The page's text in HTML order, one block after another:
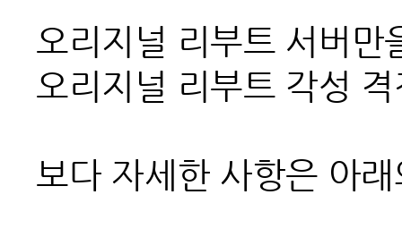
오리지널 리부트 서버만
오리지널 리부트 각성
보다 자세한 사항은 아